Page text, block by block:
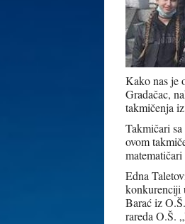
Kako nas je
Gradačac,
takmičenja
Takmičari
ovom
Edna
konkurenciji
Barać iz
rareda O.Š.